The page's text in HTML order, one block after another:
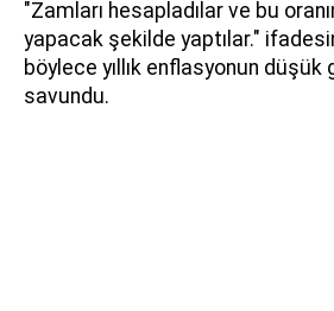
"Zamları hesapladılar ve bu
yapacak şekilde yaptılar."
böylece yıllık enflasyonun
savundu.